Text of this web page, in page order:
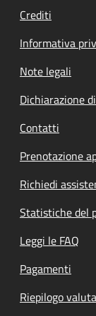
Crediti
Informativa
Note legali
Dichiarazione
Contatti
Prenotazione
Richiedi
Statistiche del
Leggi le FAQ
Pagamenti
Riepilogo